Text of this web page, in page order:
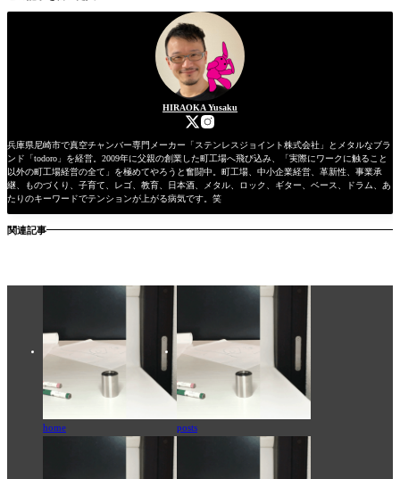
HIRAOKA Yusaku
兵庫県尼崎市で真空チャンバー専門メーカー「ステンレスジョイント株式会社」とメタルなブラ
ンド「todoro」を経営。2009年に父親の創業した町工場へ飛び込み、「実際にワークに触ること
以外の町工場経営の全て」を極めてやろうと奮闘中。町工場、中小企業経営、革新性、事業承
継、ものづくり、子育て、レゴ、教育、日本酒、メタル、ロック、ギター、ベース、ドラム、あ
たりのキーワードでテンションが上がる病気です。笑
関連記事
home posts